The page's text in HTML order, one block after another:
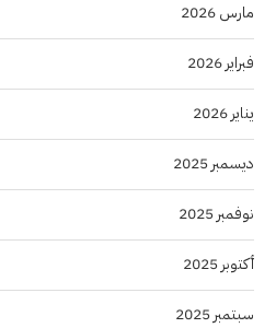
مارس 2026
فبراير 2026
يناير 2026
ديسمبر 2025
نوفمبر 2025
أكتوبر 2025
سبتمبر 2025